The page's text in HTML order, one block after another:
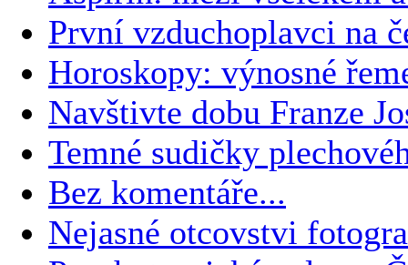
První vzduchoplavci na
Horoskopy: výnosné
Navštivte dobu Franze
Temné sudičky
Bez komentáře...
Nejasné otcovstvi